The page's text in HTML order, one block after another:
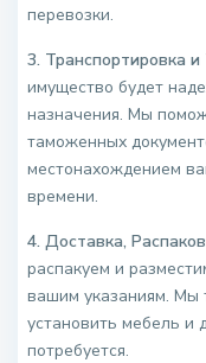
перевозки.
3. Транспортировка
имущество будет
назначения. Мы
таможенных
местонахождением
времени.
4. Доставка,
распакуем и
вашим указаниям. Мы
установить мебель и
потребуется.